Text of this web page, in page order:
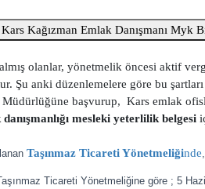
Kars Kağızman Emlak Danışmanı Myk
olanlar, yönetmelik öncesi aktif
Şu anki düzenlemelere göre bu
başvurup, Kars emlak
mesleki yeterlilik belgesi
Taşınmaz Ticareti Yönetmeliğinde
Ticareti Yönetmeliğine göre ; 5